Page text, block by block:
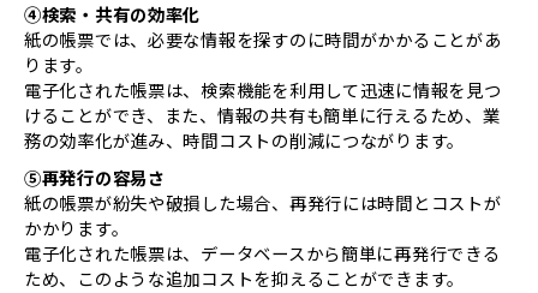
④検索・共有の効率化
紙の帳票では、必要な情報を探すのに時間がかかることがあ
ります。
電子化された帳票は、検索機能を利用して迅速に情報を見つ
けることができ、また、情報の共有も簡単に行えるため、業
務の効率化が進み、時間コストの削減につながります。
⑤再発行の容易さ
紙の帳票が紛失や破損した場合、再発行には時間とコストが
かかります。
電子化された帳票は、データベースから簡単に再発行できる
ため、このような追加コストを抑えることができます。